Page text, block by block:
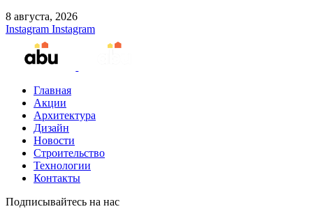
8 августа, 2026
Instagram Instagram
Главная
Акции
Архитектура
Дизайн
Новости
Строительство
Технологии
Контакты
Подписывайтесь на нас